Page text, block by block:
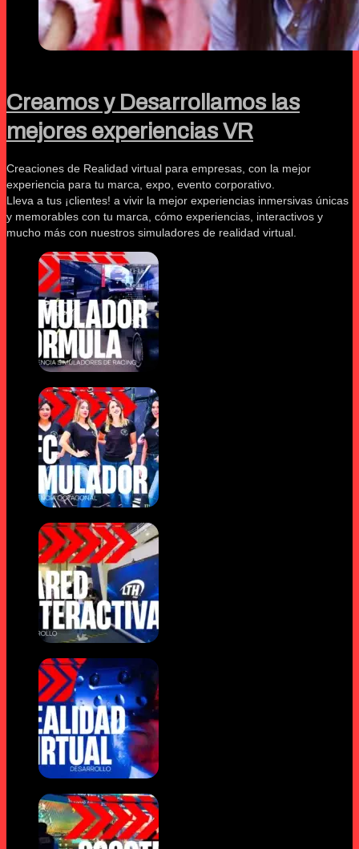
Creamos y Desarrollamos las
mejores experiencias VR
Creaciones de Realidad virtual para empresas, con la mejor
experiencia para tu marca, expo, evento corporativo.
Lleva a tus ¡clientes! a vivir la mejor experiencias inmersivas únicas
y memorables con tu marca, cómo experiencias, interactivos y
mucho más con nuestros simuladores de realidad virtual.